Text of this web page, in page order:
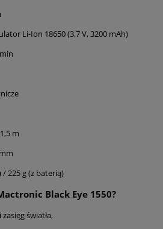
Li-Ion 18650 (3,7 V, 3200 mAh)
1,5 m
/ 225 g (z baterią)
Black Eye 1550?
światła,